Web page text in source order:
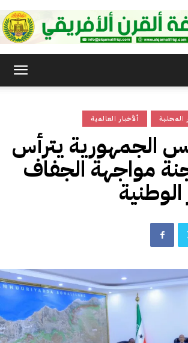
القرن
الأفريقي
ألأخبار العالمية المحلية
الجمهورية يترأس
مواجهة الجفاف